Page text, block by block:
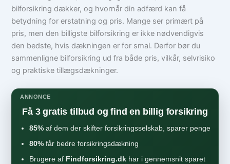
bilforsikring dækker, og hvornår din adfærd kan få
betydning for erstatning og pris. Mange ser primært på
pris, men den billigste bilforsikring er ikke nødvendigvis
den bedste, hvis dækningen er for smal. Derfor bør du
sammenligne bilforsikring ud fra både pris, vilkår, selvrisiko
og praktiske tillægsdækninger.
ANNONCE
Få 3 gratis tilbud og find en billig forsikring
85% af dem der skifter forsikringsselskab, sparer penge
80% får bedre forsikringsdækning
Brugere af Findforsikring.dk har i gennemsnit sparet